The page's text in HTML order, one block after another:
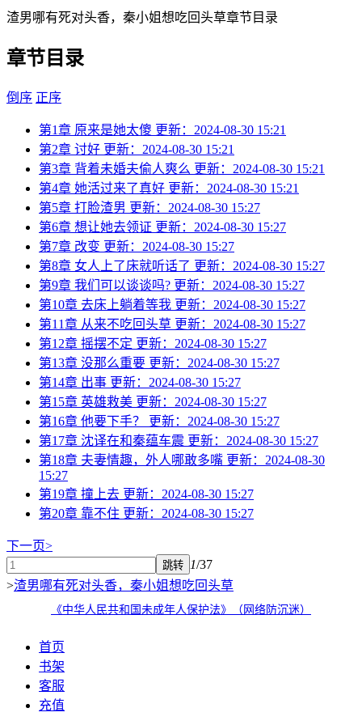
渣男哪有死对头香，秦小姐想吃回头草章节目录
章节目录
倒序 正序
第1章 原来是她太傻 更新：2024-08-30 15:21
第2章 讨好 更新：2024-08-30 15:21
第3章 背着未婚夫偷人爽么 更新：2024-08-30 15:21
第4章 她活过来了真好 更新：2024-08-30 15:21
第5章 打脸渣男 更新：2024-08-30 15:27
第6章 想让她去领证 更新：2024-08-30 15:27
第7章 改变 更新：2024-08-30 15:27
第8章 女人上了床就听话了 更新：2024-08-30 15:27
第9章 我们可以谈谈吗? 更新：2024-08-30 15:27
第10章 去床上躺着等我 更新：2024-08-30 15:27
第11章 从来不吃回头草 更新：2024-08-30 15:27
第12章 摇摆不定 更新：2024-08-30 15:27
第13章 没那么重要 更新：2024-08-30 15:27
第14章 出事 更新：2024-08-30 15:27
第15章 英雄救美 更新：2024-08-30 15:27
第16章 他要下手？
更新：2024-08-30 15:27
第17章 沈译在和秦蕴车震 更新：2024-08-30 15:27
第18章 夫妻情趣，外人哪敢多嘴 更新：2024-08-30
15:27
第19章 撞上去 更新：2024-08-30 15:27
第20章 靠不住 更新：2024-08-30 15:27
下一页>
1/37
>渣男哪有死对头香，秦小姐想吃回头草
《中华人民共和国未成年人保护法》（网络防沉迷）
首页
书架
客服
充值